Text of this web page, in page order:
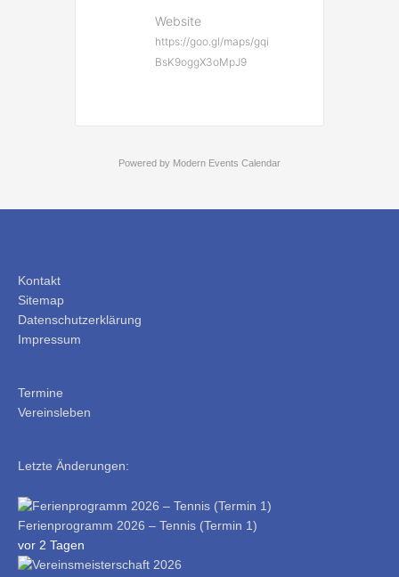
Website
https://goo.gl/maps/gqi
BsK9oggX3oMpJ9
Powered by Modern Events Calendar
Kontakt
Sitemap
Datenschutzerklärung
Impressum
Termine
Vereinsleben
Letzte Änderungen:
Ferienprogramm 2026 – Tennis (Termin 1)
vor 2 Tagen